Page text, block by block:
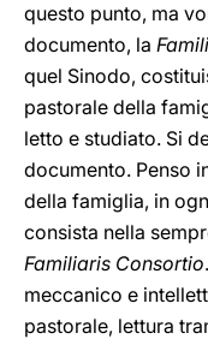
questo punto, ma
documento, la
quel Sinodo,
pastorale della
letto e studiato. Si
documento. Penso
della famiglia, in
consista nella
Familiaris Consortio
meccanico e
pastorale, lettura